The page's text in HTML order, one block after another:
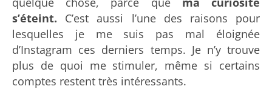
s’éteint. C’est aussi l’une des raisons pour
lesquelles je me suis pas mal éloignée
d’Instagram ces derniers temps. Je n’y trouve
plus de quoi me stimuler, même si certains
comptes restent très intéressants.